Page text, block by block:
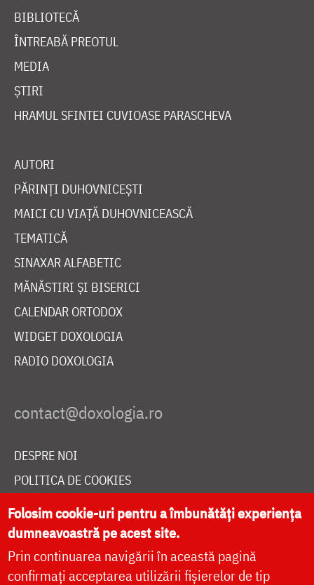
BIBLIOTECĂ
ÎNTREABĂ PREOTUL
MEDIA
ȘTIRI
HRAMUL SFINTEI CUVIOASE PARASCHEVA
AUTORI
PĂRINȚI DUHOVNICEȘTI
MAICI CU VIAȚĂ DUHOVNICEASCĂ
TEMATICĂ
SINAXAR ALFABETIC
MĂNĂSTIRI ȘI BISERICI
CALENDAR ORTODOX
WIDGET DOXOLOGIA
RADIO DOXOLOGIA
DESPRE NOI
POLITICA DE COOKIES
DONEAZĂ ONLINE PENTRU CATEDRALA NAȚIONALĂ
LIVE
Folosim cookie-uri pentru a îmbunătăți experiența
dumneavoastră pe acest site.
Prin continuarea navigării în această pagină
confirmați acceptarea utilizării fișierelor de tip